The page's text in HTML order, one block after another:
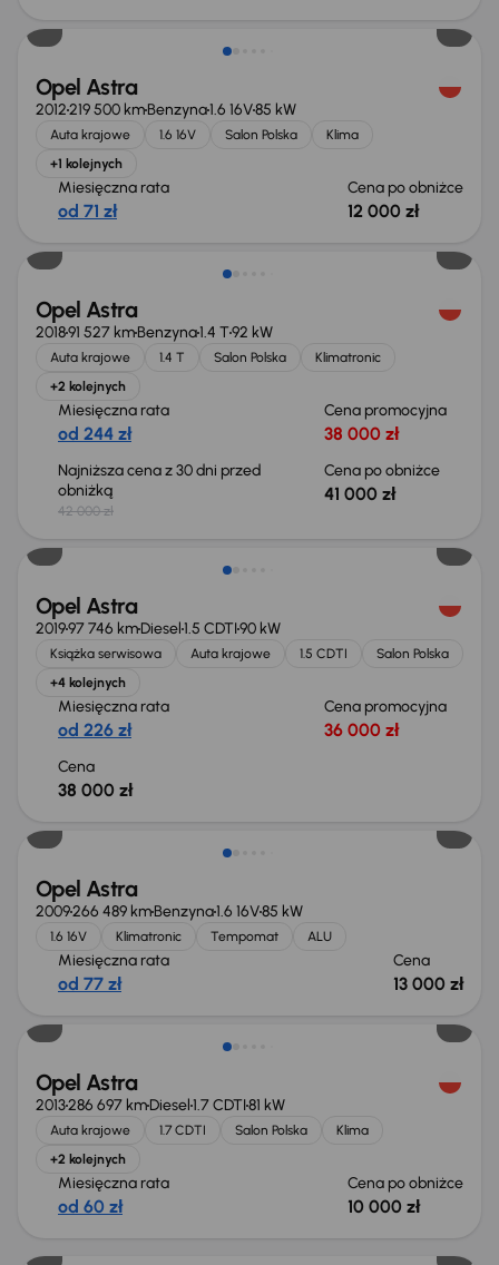
Opel Astra
2012219 500 kmBenzyna1.6 16V85 kW
Auta krajowe 1.6 16V Salon Polska
Klima
+1 kolejnych
Miesięczna rata
od 71 zł
Cena po obniżce
12 000 zł
Taniej o 1 000 zł
Opel Astra
201891 527 kmBenzyna1.4 T92 kW
Auta krajowe 1.4 T Salon Polska
Klimatronic
+2 kolejnych
Miesięczna rata
od 244 zł
Cena promocyjna
38 000 zł
Najniższa cena z 30 dni przed
obniżką
42 000 zł
Cena po obniżce
41 000 zł
Opel Astra
201997 746 kmDiesel1.5 CDTI90 kW
Książka serwisowa Auta krajowe 1.5 CDTI
Salon Polska
+4 kolejnych
Miesięczna rata
od 226 zł
Cena promocyjna
36 000 zł
Cena
38 000 zł
Opel Astra
2009266 489 kmBenzyna1.6 16V85 kW
1.6 16V Klimatronic Tempomat ALU
Miesięczna rata
od 77 zł
Cena
13 000 zł
Taniej o 500 zł
Opel Astra
2013286 697 kmDiesel1.7 CDTI81 kW
Auta krajowe 1.7 CDTI Salon Polska
Klima
+2 kolejnych
Miesięczna rata
od 60 zł
Cena po obniżce
10 000 zł